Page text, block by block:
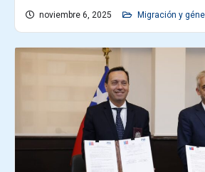
noviembre 6, 2025 Migración y